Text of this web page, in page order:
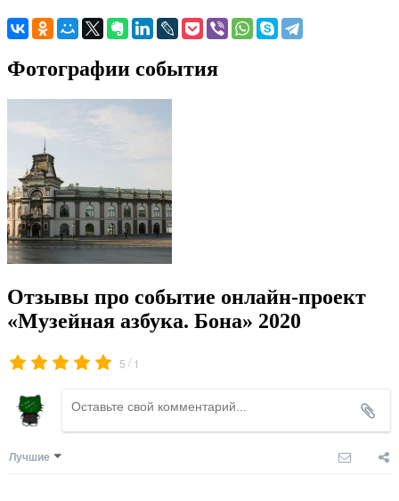
Фотографии события
Отзывы про событие онлайн-проект
«Музейная азбука. Бона» 2020
5 / 1
Лучшие